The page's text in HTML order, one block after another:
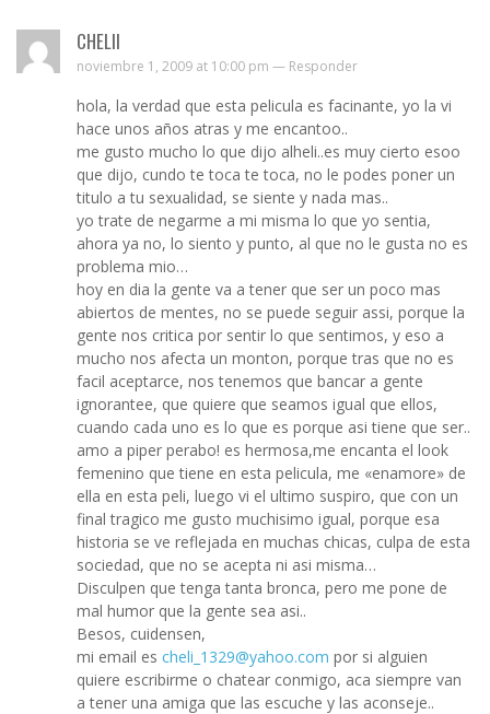
CHELII
noviembre 1, 2009 at 10:00 pm — Responder
hola, la verdad que esta pelicula es facinante, yo la vi
hace unos años atras y me encantoo..
me gusto mucho lo que dijo alheli..es muy cierto esoo
que dijo, cundo te toca te toca, no le podes poner un
titulo a tu sexualidad, se siente y nada mas..
yo trate de negarme a mi misma lo que yo sentia,
ahora ya no, lo siento y punto, al que no le gusta no es
problema mio…
hoy en dia la gente va a tener que ser un poco mas
abiertos de mentes, no se puede seguir assi, porque la
gente nos critica por sentir lo que sentimos, y eso a
mucho nos afecta un monton, porque tras que no es
facil aceptarce, nos tenemos que bancar a gente
ignorantee, que quiere que seamos igual que ellos,
cuando cada uno es lo que es porque asi tiene que ser..
amo a piper perabo! es hermosa,me encanta el look
femenino que tiene en esta pelicula, me «enamore» de
ella en esta peli, luego vi el ultimo suspiro, que con un
final tragico me gusto muchisimo igual, porque esa
historia se ve reflejada en muchas chicas, culpa de esta
sociedad, que no se acepta ni asi misma…
Disculpen que tenga tanta bronca, pero me pone de
mal humor que la gente sea asi..
Besos, cuidensen,
mi email es cheli_1329@yahoo.com por si alguien
quiere escribirme o chatear conmigo, aca siempre van
a tener una amiga que las escuche y las aconseje..